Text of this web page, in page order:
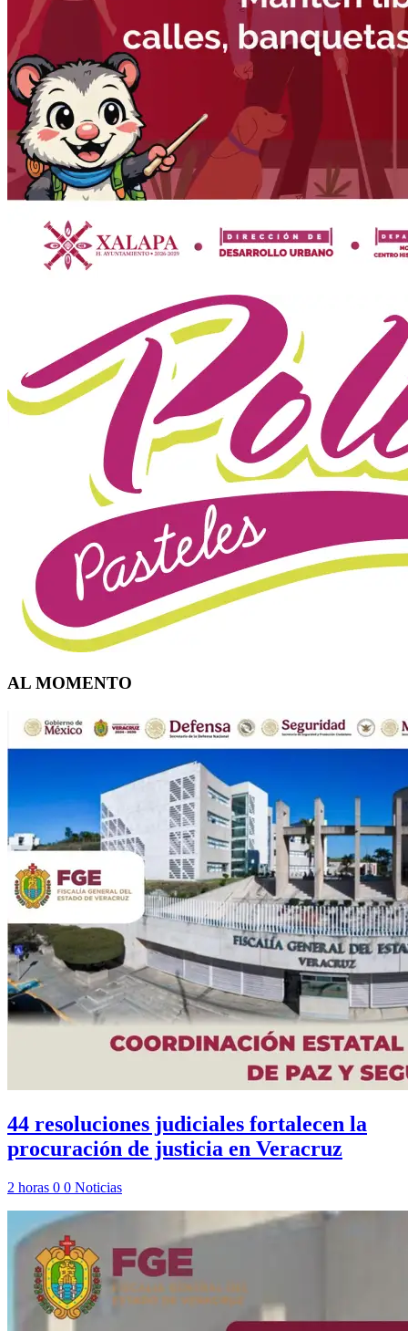
AL MOMENTO
44 resoluciones judiciales fortalecen la
procuración de justicia en Veracruz
2 horas 0 0 Noticias